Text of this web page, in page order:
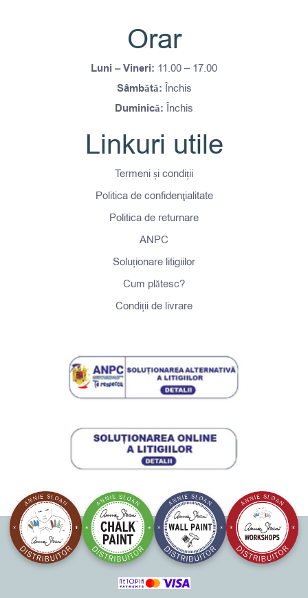
Orar
Luni – Vineri: 11.00 – 17.00
Sâmbătă: Închis
Duminică: Închis
Linkuri utile
Termeni și condiții
Politica de confidenţialitate
Politica de returnare
ANPC
Soluționare litigiilor
Cum plătesc?
Condiții de livrare